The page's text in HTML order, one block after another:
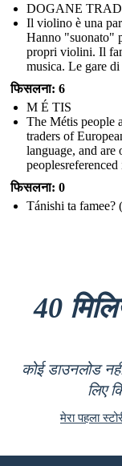
DOGANE
Il violino è una
Hanno "suonato"
propri violini. Il
musica. Le gare
फिसलना: 6
M É TIS
The Métis people
traders of
language, and are
फिसलना: 0
Tánishi ta famee?
40
कोई डाउनलोड
लिए
मेरा पहला